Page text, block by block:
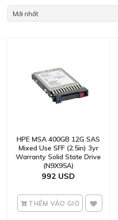
HPE MSA 400GB 12G SAS
Mixed Use SFF (2.5in) 3yr
Warranty Solid State Drive
(N9X95A)
992
THÊM VÀO GIỎ